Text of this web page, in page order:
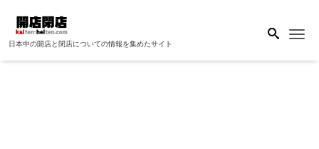
日本中の開店と閉店についての情報を集めたサイト